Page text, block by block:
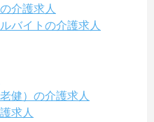
介護求人
バイトの介護求人
健）の介護求人
求人